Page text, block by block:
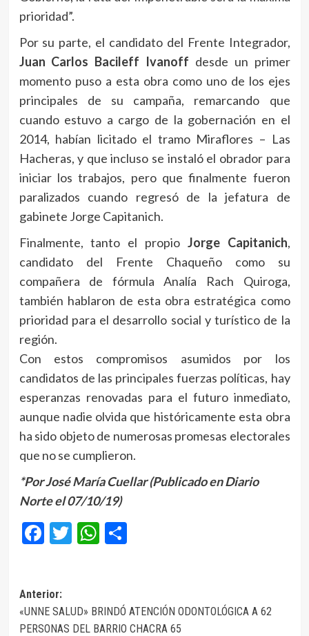
prioridad”.
Por su parte, el candidato del Frente Integrador,
Juan Carlos Bacileff Ivanoff desde un primer
momento puso a esta obra como uno de los ejes
principales de su campaña, remarcando que
cuando estuvo a cargo de la gobernación en el
2014, habían licitado el tramo Miraflores – Las
Hacheras, y que incluso se instaló el obrador para
iniciar los trabajos, pero que finalmente fueron
paralizados cuando regresó de la jefatura de
gabinete Jorge Capitanich.
Finalmente, tanto el propio Jorge Capitanich,
candidato del Frente Chaqueño como su
compañera de fórmula Analía Rach Quiroga,
también hablaron de esta obra estratégica como
prioridad para el desarrollo social y turístico de la
región.
Con estos compromisos asumidos por los
candidatos de las principales fuerzas políticas, hay
esperanzas renovadas para el futuro inmediato,
aunque nadie olvida que históricamente esta obra
ha sido objeto de numerosas promesas electorales
que no se cumplieron.
*Por José María Cuellar (Publicado en Diario
Norte el 07/10/19)
Facebook
Twitter
WhatsApp
Compartir
Navegación
de
Anterior:
«UNNE SALUD» BRINDÓ ATENCIÓN ODONTOLÓGICA A 62
PERSONAS DEL BARRIO CHACRA 65